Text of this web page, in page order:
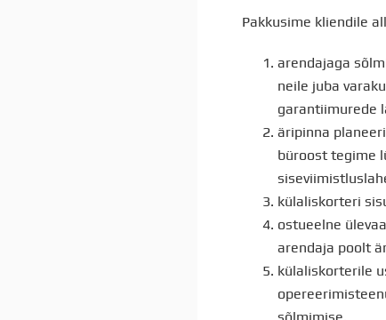
Pakkusime kliendile
arendajaga
neile juba
garantiimurede
äripinna
büroost tegime
külaliskorteri
ostueelne
arendaja poolt
külaliskorterile